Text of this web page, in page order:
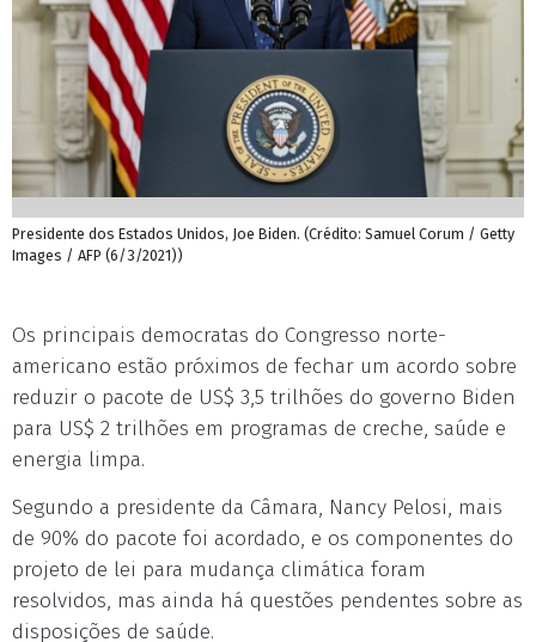
Presidente dos Estados Unidos, Joe Biden. (Crédito: Samuel Corum / Getty
Images / AFP (6/3/2021))
Os principais democratas do Congresso norte-
americano estão próximos de fechar um acordo sobre
reduzir o pacote de US$ 3,5 trilhões do governo Biden
para US$ 2 trilhões em programas de creche, saúde e
energia limpa.
Segundo a presidente da Câmara, Nancy Pelosi, mais
de 90% do pacote foi acordado, e os componentes do
projeto de lei para mudança climática foram
resolvidos, mas ainda há questões pendentes sobre as
disposições de saúde.